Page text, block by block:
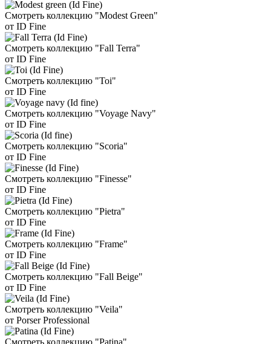
Смотреть коллекцию "Modest Green"
от ID Fine
Смотреть коллекцию "Fall Terra"
от ID Fine
Смотреть коллекцию "Toi"
от ID Fine
Смотреть коллекцию "Voyage Navy"
от ID Fine
Смотреть коллекцию "Scoria"
от ID Fine
Смотреть коллекцию "Finesse"
от ID Fine
Смотреть коллекцию "Pietra"
от ID Fine
Смотреть коллекцию "Frame"
от ID Fine
Смотреть коллекцию "Fall Beige"
от ID Fine
Смотреть коллекцию "Veila"
от Porser Professional